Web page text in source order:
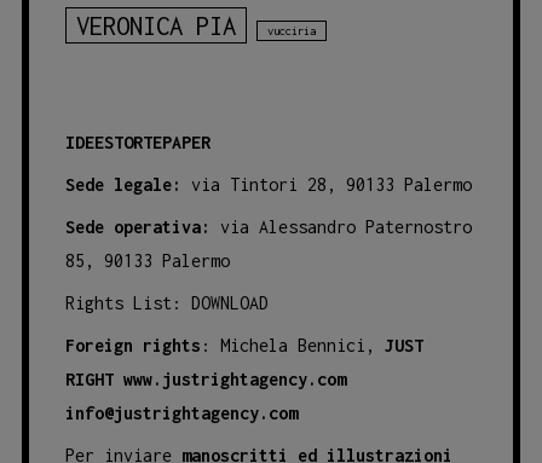
VERONICA PIA vucciria
IDEESTORTEPAPER
Sede legale: via Tintori 28, 90133 Palermo
Sede operativa:
via Alessandro Paternostro
85, 90133 Palermo
Rights List: DOWNLOAD
Foreign rights : Michela Bennici, JUST
RIGHT www.justrightagency.com
info@justrightagency.com
Per inviare manoscritti ed illustrazioni